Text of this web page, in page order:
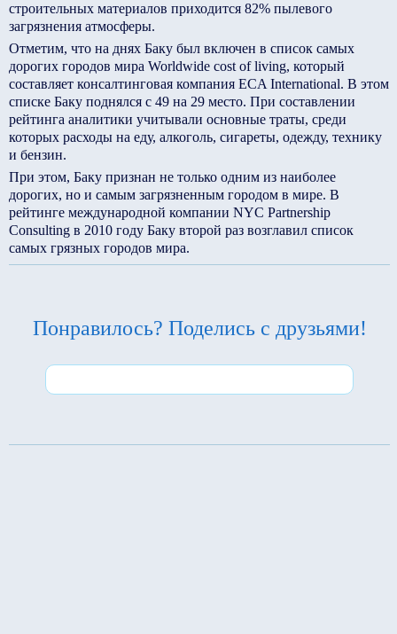
строительных материалов приходится 82% пылевого
загрязнения атмосферы.
Отметим, что на днях Баку был включен в список самых
дорогих городов мира Worldwide cost of living, который
составляет консалтинговая компания ECA International. В этом
списке Баку поднялся с 49 на 29 место. При составлении
рейтинга аналитики учитывали основные траты, среди
которых расходы на еду, алкоголь, сигареты, одежду, технику
и бензин.
При этом, Баку признан не только одним из наиболее
дорогих, но и самым загрязненным городом в мире. В
рейтинге международной компании NYC Partnership
Consulting в 2010 году Баку второй раз возглавил список
самых грязных городов мира.
Понравилось? Поделись с друзьями!